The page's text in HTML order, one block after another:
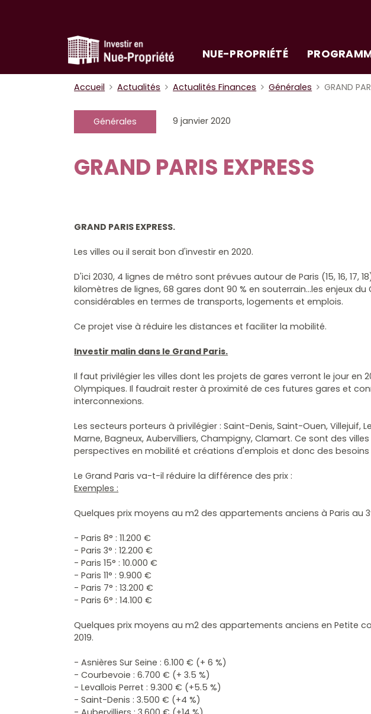
NUE-PROPRIÉTÉ
Accueil Actualités Actualités Finances Générales GRAND
Générales 9 janvier 2020
GRAND PARIS EXPRESS
GRAND PARIS EXPRESS.
Les villes ou il serait bon d'investir en 2020.
D'ici 2030, 4 lignes de métro sont prévues autour de Paris (15, 16, 17,
kilomètres de lignes, 68 gares dont 90 % en souterrain…les enjeux du
considérables en termes de transports, logements et emplois.
Ce projet vise à réduire les distances et faciliter la mobilité.
Investir malin dans le Grand Paris.
Il faut privilégier les villes dont les projets de gares verront le jour en
Olympiques. Il faudrait rester à proximité de ces futures gareset
interconnexions.
Les secteurs porteurs à privilégier : Saint-Denis, Saint-Ouen, Villejuif,
Marne, Bagneux, Aubervilliers, Champigny, Clamart. Ce sont des
perspectives en mobilité et créations d'emplois et donc des
Le Grand Paris va-t-il réduire la différence des prix :
Exemples :
Quelques prix moyens au m2 des appartements anciens à Paris au
- Paris 8° :11.200 €
- Paris 3° :12.200 €
- Paris 15° : 10.000 €
- Paris 11° :9.900 €
- Paris 7° :13.200 €
- Paris 6° : 14.100 €
Quelques prix moyens au m2 des appartements anciens en Petite
2019.
- Asnières Sur Seine : 6.100 € (+ 6 %)
- Courbevoie : 6.700 € (+ 3.5 %)
- Levallois Perret : 9.300 € (+5.5 %)
- Saint-Denis : 3.500 € (+4 %)